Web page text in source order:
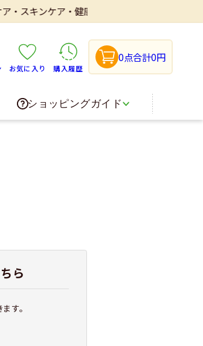
キンケア・健康食品・医薬品などを取り扱い
お気に入り 購入履歴
0点合計0円
ショッピングガイド
ら
す。